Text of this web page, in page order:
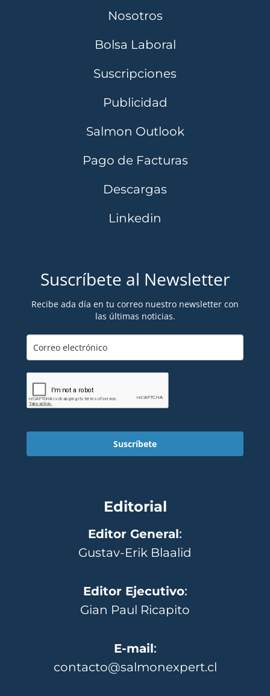
Nosotros
Bolsa Laboral
Suscripciones
Publicidad
Salmon Outlook
Pago de Facturas
Descargas
Linkedin
Suscríbete al Newsletter
Recibe ada día en tu correo nuestro newsletter con
las últimas noticias.
Suscríbete
Editorial
Editor General:
Gustav-Erik Blaalid
Editor Ejecutivo:
Gian Paul Ricapito
E-mail:
contacto@salmonexpert.cl